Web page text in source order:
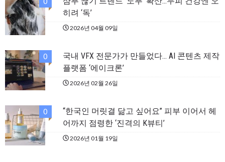
히려 ‘독’
2026년 04월 09일
0
국내 VFX 전문가가 만들었다… AI 콘텐츠 제작
플랫폼 ‘에이크론’
2026년 02월 26일
0
“한국인 머릿결 닮고 싶어요” 피부 이어서 헤
어까지 점령한 ‘진격의 K뷰티’
2026년 01월 19일